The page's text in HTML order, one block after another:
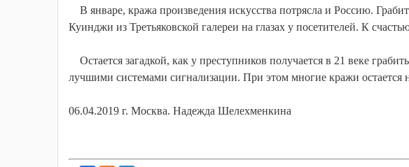
В январе, кража произведения искусства потрясла и Россию.
Куинджи из Третьяковской галереи на глазах у посетителей. К
Остается загадкой, как у преступников получается в 21 веке
лучшими системами сигнализации. При этом многие кражи остается
06.04.2019 г. Москва. Надежда Шелехменкина